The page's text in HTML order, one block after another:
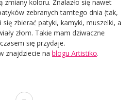
zmiany koloru. Znalazło się nawet
zebranych tamtego dnia (tak,
zbierać patyki, kamyki, muszelki, a
złom. Takie mam dziwaczne
się przydaje.
znajdziecie na blogu Artistiko.